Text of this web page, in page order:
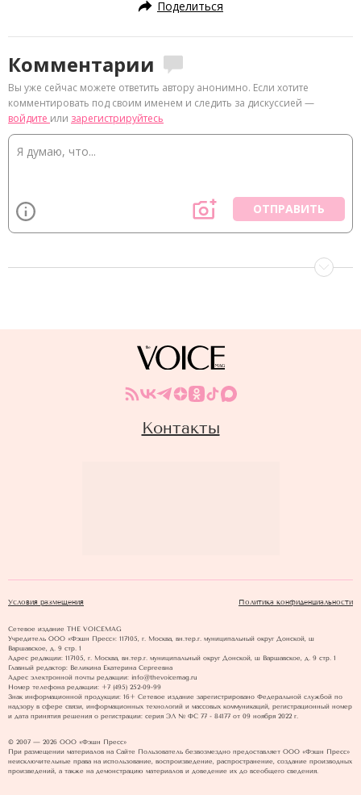
Поделиться
Комментарии
Вы уже сейчас можете ответить автору анонимно. Если хотите
комментировать под своим именем и следить за дискуссией —
войдите или зарегистрируйтесь
ОТПРАВИТЬ
Контакты
Условия размещения Политика конфиденциальности
Сетевое издание THE VOICEMAG
Учредитель ООО «Фэшн Пресс»: 117105, г. Москва, вн.тер.г. муниципальный округ Донской, ш
Варшавское, д. 9 стр. 1
Адрес редакции: 117105, г. Москва, вн.тер.г. муниципальный округ Донской, ш Варшавское, д. 9 стр. 1
Главный редактор: Великина Екатерина Сергеевна
Адрес электронной почты редакции: info@thevoicemag.ru
Номер телефона редакции: +7 (495) 252-09-99
Знак информационной продукции: 16+ Cетевое издание зарегистрировано Федеральной службой по
надзору в сфере связи, информационных технологий и массовых коммуникаций, регистрационный номер
и дата принятия решения о регистрации: серия ЭЛ № ФС 77 - 84177 от 09 ноября 2022 г.
© 2007 — 2026 ООО «Фэшн Пресс»
При размещении материалов на Сайте Пользователь безвозмездно предоставляет ООО «Фэшн Пресс»
неисключительные права на использование, воспроизведение, распространение, создание производных
произведений, а также на демонстрацию материалов и доведение их до всеобщего сведения.